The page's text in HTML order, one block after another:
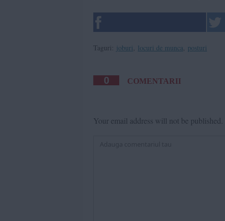
Taguri: joburi locuri de munca posturi
0 COMENTARII
Your email address will not be published.